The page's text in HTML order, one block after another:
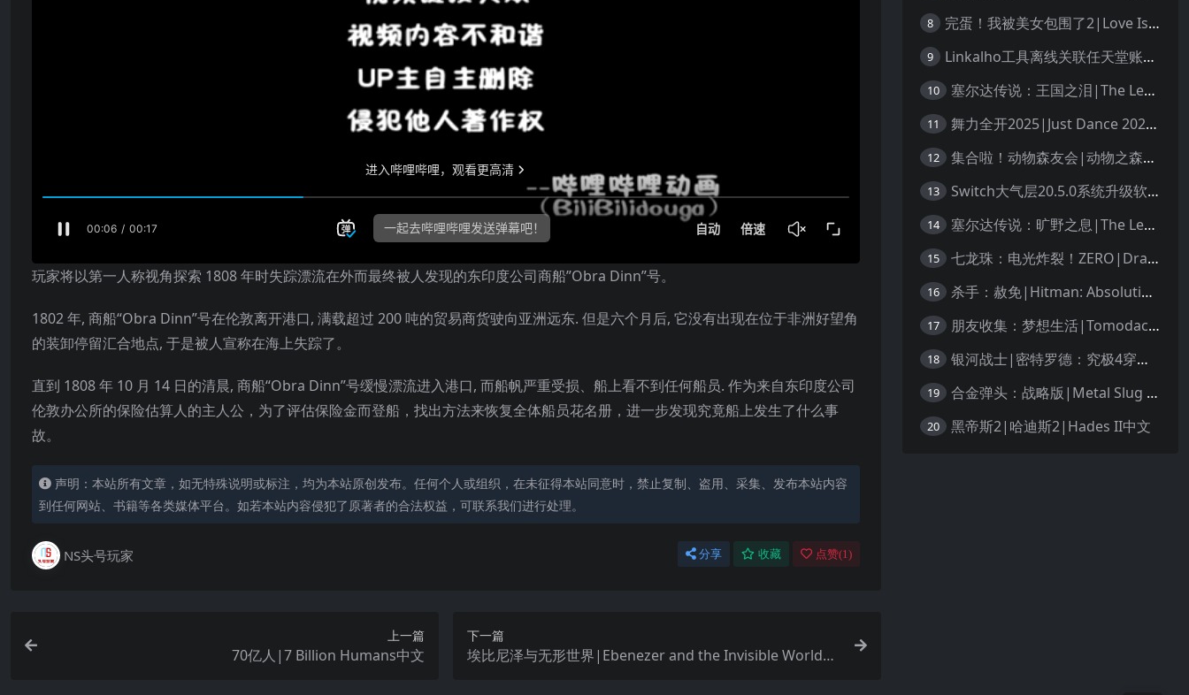
玩家将以第一人称视角探索 1808 年时失踪漂流在外而最终被人发现的东印度公司商船”Obra Dinn”号。
1802 年, 商船“Obra Dinn”号在伦敦离开港口, 满载超过 200 吨的贸易商货驶向亚洲远东. 但是六个月后, 它没有出现在位于非洲好望角
的装卸停留汇合地点, 于是被人宣称在海上失踪了。
直到 1808 年 10 月 14 日的清晨, 商船“Obra Dinn”号缓慢漂流进入港口, 而船帆严重受损、船上看不到任何船员. 作为来自东印度公司
伦敦办公所的保险估算人的主人公，为了评估保险金而登船，找出方法来恢复全体船员花名册，进一步发现究竟船上发生了什么事
故。
声明：本站所有文章，如无特殊说明或标注，均为本站原创发布。任何个人或组织，在未征得本站同意时，禁止复制、盗用、采集、发布本站内容
到任何网站、书籍等各类媒体平台。如若本站内容侵犯了原著者的合法权益，可联系我们进行处理。
NS头号玩家 分享 收藏 点赞(1 )
上一篇
70亿人|7 Billion Humans中文
下一篇
埃比尼泽与无形世界|Ebenezer and the Invisible World中
8 完蛋！我被美女包围了2|Love Is All Around 2中文
9 Linkalho工具离线关联任天堂账户教程
10 塞尔达传说：王国之泪|The Legend of Zelda: Tears of the Kingdom中文
11 舞力全开2025|Just Dance 2025中文
12 集合啦！动物森友会|动物之森|Animal Crossing: New Horizons中文
13 Switch大气层20.5.0系统升级软硬破通用教程
14 塞尔达传说：旷野之息|The Legend of Zelda: Breath of the Wild中文
15 七龙珠：电光炸裂！ZERO|Dragon Ball: Sparking! Zero中文
16 杀手：赦免|Hitman: Absolution汉化
17 朋友收集：梦想生活|Tomodachi Life: Living the Dream中文
18 银河战士|密特罗德：究极4穿越未知|Metroid Prime 4: Beyond中文
19 合金弹头：战略版|Metal Slug Tactics中文
20 黑帝斯2|哈迪斯2|Hades II中文